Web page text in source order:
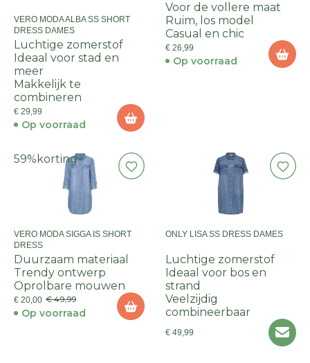
VERO MODA ALBA SS SHORT
DRESS DAMES
Luchtige zomerstof
Ideaal voor stad en
meer
Makkelijk te
combineren
€ 29,99
Op voorraad
Voor de vollere maat
Ruim, los model
Casual en chic
€ 26,99
Op voorraad
59% korting
VERO MODA SIGGA IS SHORT
DRESS
Duurzaam materiaal
Trendy ontwerp
Oprolbare mouwen
€ 20,00 € 49,99
Op voorraad
ONLY LISA SS DRESS DAMES
Luchtige zomerstof
Ideaal voor bos en
strand
Veelzijdig
combineerbaar
€ 49,99